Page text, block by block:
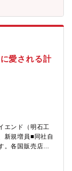
愛される計
エンド（明石工
新規増員■同社自
。各国販売店の
活動、商品企画